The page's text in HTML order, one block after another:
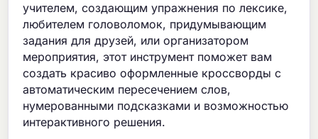
учителем, создающим упражнения по лексике,
любителем головоломок, придумывающим
задания для друзей, или организатором
мероприятия, этот инструмент поможет вам
создать красиво оформленные кроссворды с
автоматическим пересечением слов,
нумерованными подсказками и возможностью
интерактивного решения.